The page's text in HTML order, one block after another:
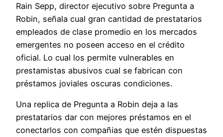
Rain Sepp, director ejecutivo sobre Pregunta a
Robin, señala cual gran cantidad de prestatarios
empleados de clase promedio en los mercados
emergentes no poseen acceso en el crédito
oficial. Lo cual los permite vulnerables en
prestamistas abusivos cual se fabrican con
préstamos joviales oscuras condiciones.
Una replica de Pregunta a Robin deja a las
prestatarios dar con mejores préstamos en el
conectarlos con compañias que estén dispuestas